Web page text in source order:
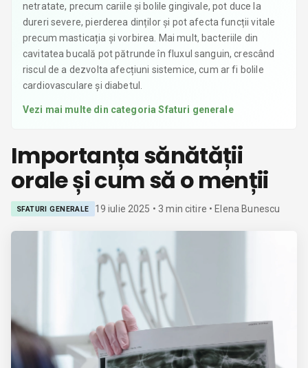
netratate, precum cariile și bolile gingivale, pot duce la
dureri severe, pierderea dinților și pot afecta funcții vitale
precum masticația și vorbirea. Mai mult, bacteriile din
cavitatea bucală pot pătrunde în fluxul sanguin, crescând
riscul de a dezvolta afecțiuni sistemice, cum ar fi bolile
cardiovasculare și diabetul.
Vezi mai multe din categoriaSfaturi generale
Importanța sănătății
orale și cum să o menții
SFATURI GENERALE 19 iulie 2025 • 3 min citire • Elena Bunescu